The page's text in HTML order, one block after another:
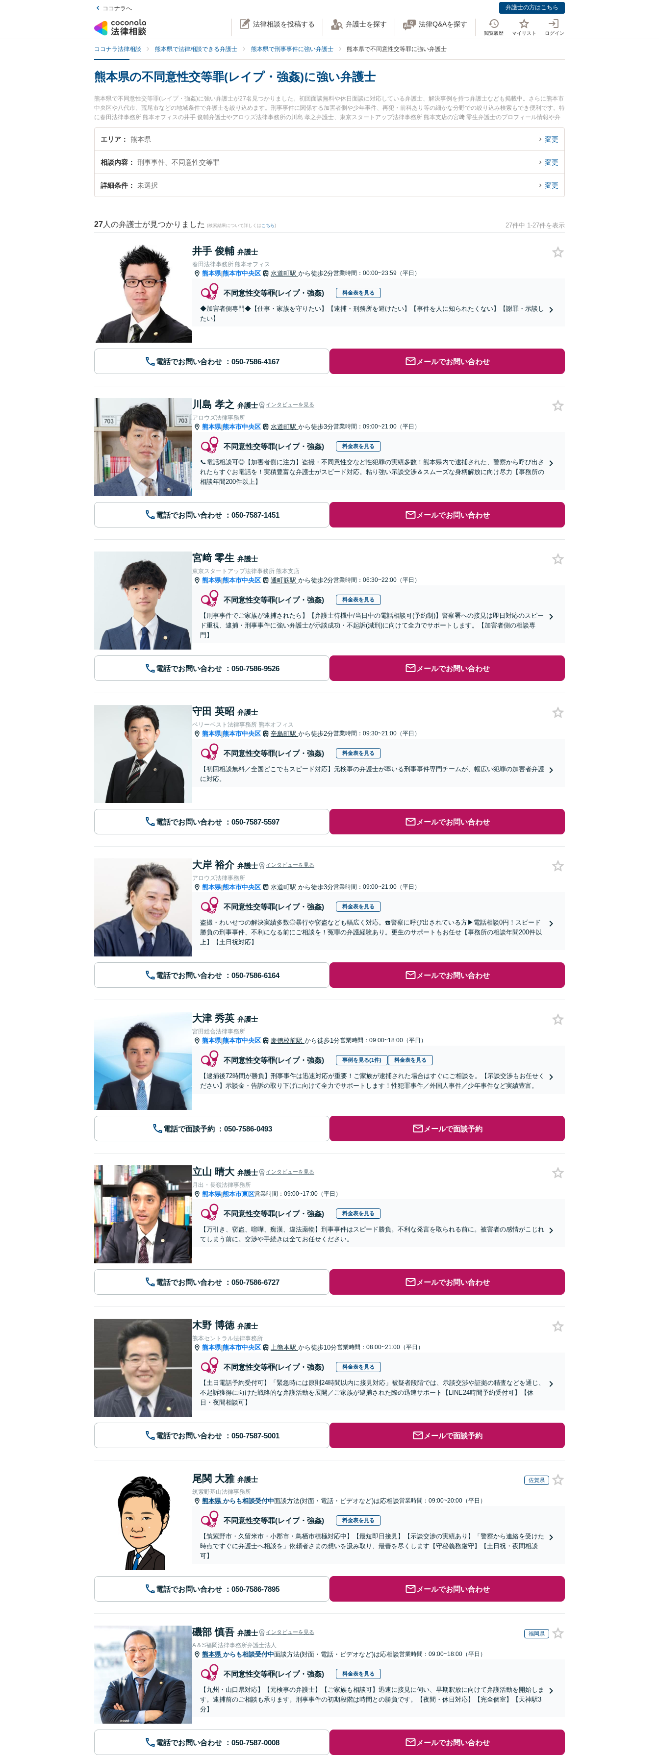
ココナラへ 弁護士の方はこちら
法律相談を投稿する 弁護士を探す 法律Q&Aを探す
閲覧履歴 マイリスト ログイン
ココナラ法律相談 熊本県で法律相談できる弁護士 熊本県で刑事事件に強い弁護士 熊本県で不同意性交等罪に強い弁護士
熊本県の不同意性交等罪(レイプ・強姦)に強い弁護士
熊本県で不同意性交等罪(レイプ・強姦)に強い弁護士が27名見つかりました。初回面談無料や休日面談に対応している弁護士、解決事例を持つ弁護士なども掲載中。さらに熊本市
中央区や八代市、荒尾市などの地域条件で弁護士を絞り込めます。刑事事件に関係する加害者側や少年事件、再犯・前科あり等の細かな分野での絞り込み検索もでき便利です。特
に春田法律事務所 熊本オフィスの井手 俊輔弁護士やアロウズ法律事務所の川島 孝之弁護士、東京スタートアップ法律事務所 熊本支店の宮﨑 零生弁護士のプロフィール情報や弁
護士費用、強みなどが注目されています。『熊本県で土日や夜間に発生した不同意性交等罪(レイプ・強姦)のトラブルを今すぐに弁護士に相談したい』『不同意性交等罪(レイプ・
強姦)のトラブル解決の実績豊富な近くの弁護士を検索したい』『初回相談無料で不同意性交等罪(レイプ・強姦)を法律相談できる熊本県内の弁護士に相談予約したい』などでお困
エリア 熊本県 変更
相談内容 刑事事件、不同意性交等罪 変更
詳細条件 未選択 変更
27 人の弁護士が見つかりました (検索結果について詳しくは こちら) 27件中 1-27件を表示
井手 俊輔 弁護士
春田法律事務所 熊本オフィス
熊本県|熊本市中央区 水道町駅 から徒歩2分営業時間：00:00~23:59（平日）
不同意性交等罪(レイプ・強姦) 料金表を見る
◆加害者側専門◆【仕事・家族を守りたい】【逮捕・刑務所を避けたい】【事件を人に知られたくない】【謝罪・示談し
たい】
電話でお問い合わせ メールでお問い合わせ
川島 孝之 弁護士 インタビューを見る
アロウズ法律事務所
熊本県|熊本市中央区 水道町駅 から徒歩3分営業時間：09:00~21:00（平日）
不同意性交等罪(レイプ・強姦) 料金表を見る
📞電話相談可◎【加害者側に注力】盗撮・不同意性交など性犯罪の実績多数！熊本県内で逮捕された、警察から呼び出さ
れたらすぐお電話を！実積豊富な弁護士がスピード対応。粘り強い示談交渉＆スムーズな身柄解放に向け尽力【事務所の
相談年間200件以上】
電話でお問い合わせ メールでお問い合わせ
宮﨑 零生 弁護士
東京スタートアップ法律事務所 熊本支店
熊本県|熊本市中央区 通町筋駅 から徒歩2分営業時間：06:30~22:00（平日）
不同意性交等罪(レイプ・強姦) 料金表を見る
【刑事事件でご家族が逮捕されたら】【弁護士待機中/当日中の電話相談可(予約制)】警察署への接見は即日対応のスピー
ド重視、逮捕・刑事事件に強い弁護士が示談成功・不起訴(減刑)に向けて全力でサポートします。【加害者側の相談専
門】
電話でお問い合わせ メールでお問い合わせ
守田 英昭 弁護士
ベリーベスト法律事務所 熊本オフィス
熊本県|熊本市中央区 辛島町駅 から徒歩2分営業時間：09:30~21:00（平日）
不同意性交等罪(レイプ・強姦) 料金表を見る
【初回相談無料／全国どこでもスピード対応】元検事の弁護士が率いる刑事事件専門チームが、幅広い犯罪の加害者弁護
に対応。
電話でお問い合わせ メールでお問い合わせ
大岸 裕介 弁護士 インタビューを見る
アロウズ法律事務所
熊本県|熊本市中央区 水道町駅 から徒歩3分営業時間：09:00~21:00（平日）
不同意性交等罪(レイプ・強姦) 料金表を見る
盗撮・わいせつの解決実績多数◎暴行や窃盗なども幅広く対応。☎️警察に呼び出されている方▶︎電話相談0円！スピード
勝負の刑事事件、不利になる前にご相談を！冤罪の弁護経験あり。更生のサポートもお任せ【事務所の相談年間200件以
上】【土日祝対応】
電話でお問い合わせ メールでお問い合わせ
大津 秀英 弁護士
宮田総合法律事務所
熊本県|熊本市中央区 慶徳校前駅 から徒歩1分営業時間：09:00~18:00（平日）
不同意性交等罪(レイプ・強姦) 事例を見る(1件) 料金表を見る
【逮捕後72時間が勝負】刑事事件は迅速対応が重要！ご家族が逮捕された場合はすぐにご相談を。【示談交渉もお任せく
ださい】示談金・告訴の取り下げに向けて全力でサポートします！性犯罪事件／外国人事件／少年事件など実績豊富。
電話で面談予約 メールで面談予約
立山 晴大 弁護士 インタビューを見る
月出・長嶺法律事務所
熊本県|熊本市東区営業時間：09:00~17:00（平日）
不同意性交等罪(レイプ・強姦) 料金表を見る
【万引き、窃盗、喧嘩、痴漢、違法薬物】刑事事件はスピード勝負。不利な発言を取られる前に。被害者の感情がこじれ
てしまう前に。交渉や手続きは全てお任せください。
電話でお問い合わせ メールでお問い合わせ
木野 博徳 弁護士
熊本セントラル法律事務所
熊本県|熊本市中央区 上熊本駅 から徒歩10分営業時間：08:00~21:00（平日）
不同意性交等罪(レイプ・強姦) 料金表を見る
【土日電話予約受付可】「緊急時には原則24時間以内に接見対応」被疑者段階では、示談交渉や証拠の精査などを通じ、
不起訴獲得に向けた戦略的な弁護活動を展開／ご家族が逮捕された際の迅速サポート【LINE24時間予約受付可】【休
日・夜間相談可】
電話でお問い合わせ メールで面談予約
尾関 大雅 弁護士 佐賀県
筑紫野基山法律事務所
熊本県 からも相談受付中面談方法(対面・電話・ビデオなど)は応相談営業時間：09:00~20:00（平日）
不同意性交等罪(レイプ・強姦) 料金表を見る
【筑紫野市・久留米市・小郡市・鳥栖市積極対応中】【最短即日接見】【示談交渉の実績あり】「警察から連絡を受けた
時点ですぐに弁護士へ相談を」依頼者さまの想いを汲み取り、最善を尽くします【守秘義務厳守】【土日祝・夜間相談
可】
電話でお問い合わせ メールでお問い合わせ
磯部 慎吾 弁護士 インタビューを見る 福岡県
A＆S福岡法律事務所弁護士法人
熊本県 からも相談受付中面談方法(対面・電話・ビデオなど)は応相談営業時間：09:00~18:00（平日）
不同意性交等罪(レイプ・強姦) 料金表を見る
【九州・山口県対応】【元検事の弁護士】【ご家族も相談可】迅速に接見に伺い、早期釈放に向けて弁護活動を開始しま
す。逮捕前のご相談も承ります。刑事事件の初期段階は時間との勝負です。【夜間・休日対応】【完全個室】【天神駅3
分】
電話でお問い合わせ メールでお問い合わせ